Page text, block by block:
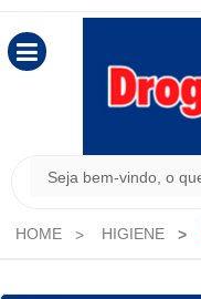
HOME HIGIENE